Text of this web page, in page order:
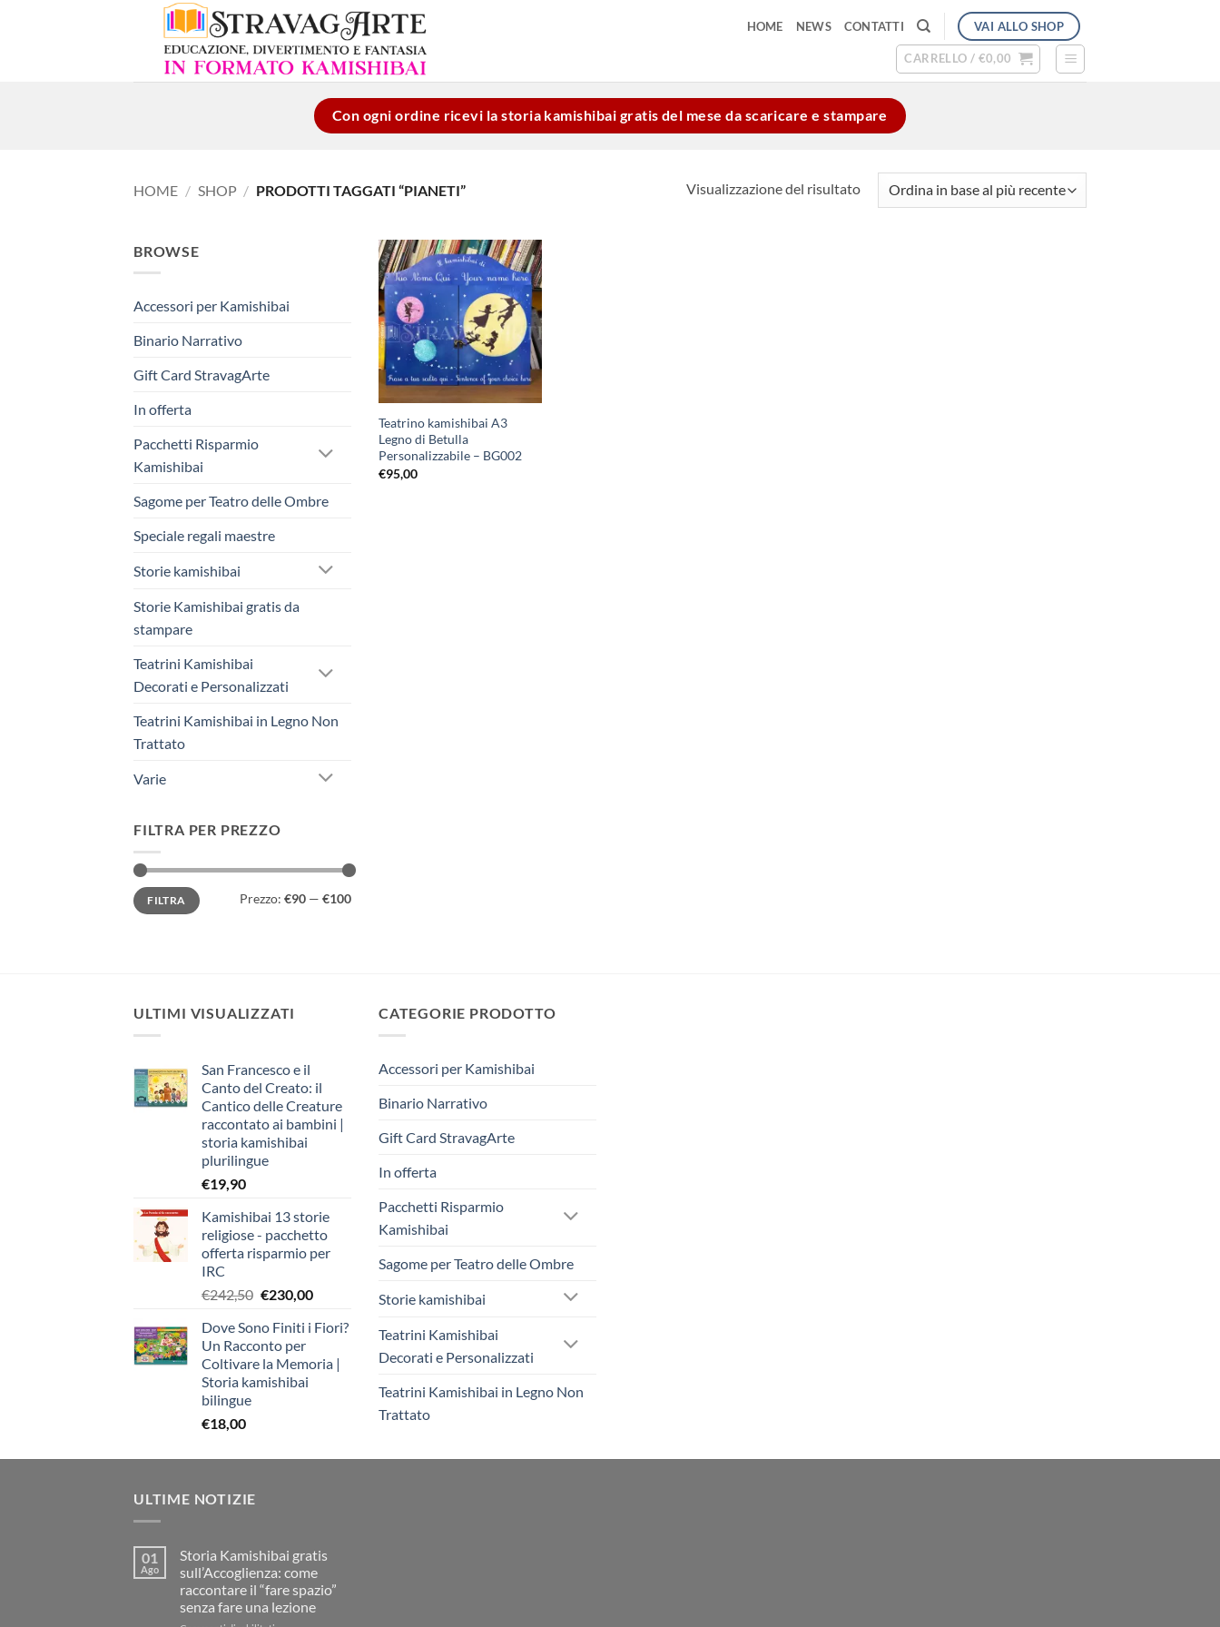
HOME NEWS CONTATTI VAI ALLO SHOP
CARRELLO / €0,00
Con ogni ordine ricevi la storia kamishibai gratis del mese da scaricare e stampare
HOME / SHOP / PRODOTTI TAGGATI “PIANETI” Visualizzazione del risultato
BROWSE
Accessori per Kamishibai
Binario Narrativo
Gift Card StravagArte
In offerta
Pacchetti Risparmio
Kamishibai
Sagome per Teatro delle Ombre
Speciale regali maestre
Storie kamishibai
Storie Kamishibai gratis da
stampare
Teatrini Kamishibai
Decorati e Personalizzati
Teatrini Kamishibai in Legno Non
Trattato
Varie
FILTRA PER PREZZO
Prezzo
Min
Prezzo
MaxFILTRA Prezzo: €90 — €100
Aggiungi
alla lista
dei
desideri
Teatrino kamishibai A3
Legno di Betulla
Personalizzabile – BG002
€95,00
ULTIMI VISUALIZZATI
San Francesco e il
Canto del Creato: il
Cantico delle Creature
raccontato ai bambini |
storia kamishibai
plurilingue
€19,90
Kamishibai 13 storie
religiose - pacchetto
offerta risparmio per
IRC
€242,50 Il
originale
era:
€242,50.
€230,00Il
attuale
€230,00.
Dove Sono Finiti i Fiori?
Un Racconto per
Coltivare la Memoria |
Storia kamishibai
bilingue
€18,00
CATEGORIE PRODOTTO
Accessori per Kamishibai
Binario Narrativo
Gift Card StravagArte
In offerta
Pacchetti Risparmio
Kamishibai
Sagome per Teatro delle Ombre
Storie kamishibai
Teatrini Kamishibai
Decorati e Personalizzati
Teatrini Kamishibai in Legno Non
Trattato
ULTIME NOTIZIE
01
Ago
Storia Kamishibai gratis
sull’Accoglienza: come
raccontare il “fare spazio”
senza fare una lezione